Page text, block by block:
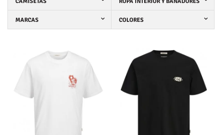
MARCAS COLORES